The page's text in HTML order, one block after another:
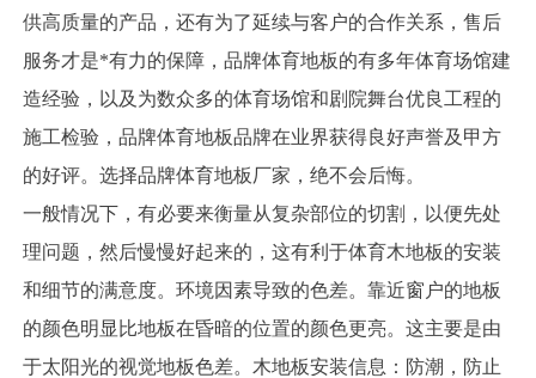
供高质量的产品，还有为了延续与客户的合作关系，售后
服务才是*有力的保障，品牌体育地板的有多年体育场馆建
造经验，以及为数众多的体育场馆和剧院舞台优良工程的
施工检验，品牌体育地板品牌在业界获得良好声誉及甲方
的好评。选择品牌体育地板厂家，绝不会后悔。
一般情况下，有必要来衡量从复杂部位的切割，以便先处
理问题，然后慢慢好起来的，这有利于体育木地板的安装
和细节的满意度。环境因素导致的色差。靠近窗户的地板
的颜色明显比地板在昏暗的位置的颜色更亮。这主要是由
于太阳光的视觉地板色差。木地板安装信息：防潮，防止